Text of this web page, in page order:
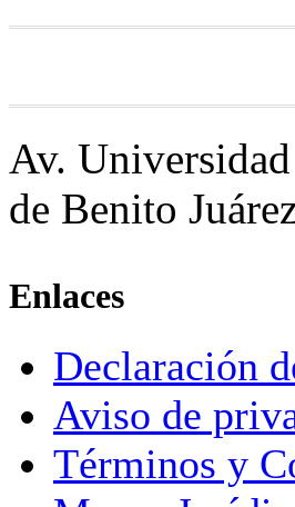
Av.
de Benito
Enlaces
Declaración
Aviso de
Términos y